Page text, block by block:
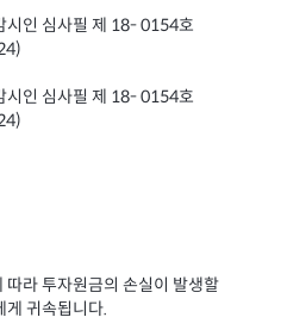
시인 심사필 제 18- 0154호
시인 심사필 제 18- 0154호
라 투자원금의 손실이 발생할
게 귀속됩니다.